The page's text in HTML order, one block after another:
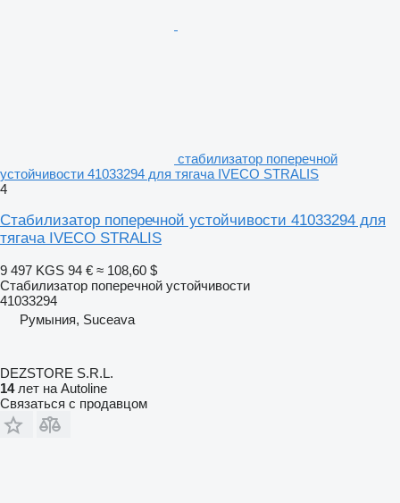
стабилизатор поперечной
устойчивости 41033294 для тягача IVECO STRALIS
4
Стабилизатор поперечной устойчивости 41033294 для
тягача IVECO STRALIS
9 497 KGS 94 € ≈ 108,60 $
Стабилизатор поперечной устойчивости
41033294
Румыния, Suceava
DEZSTORE S.R.L.
14лет на Autoline
Связаться с продавцом